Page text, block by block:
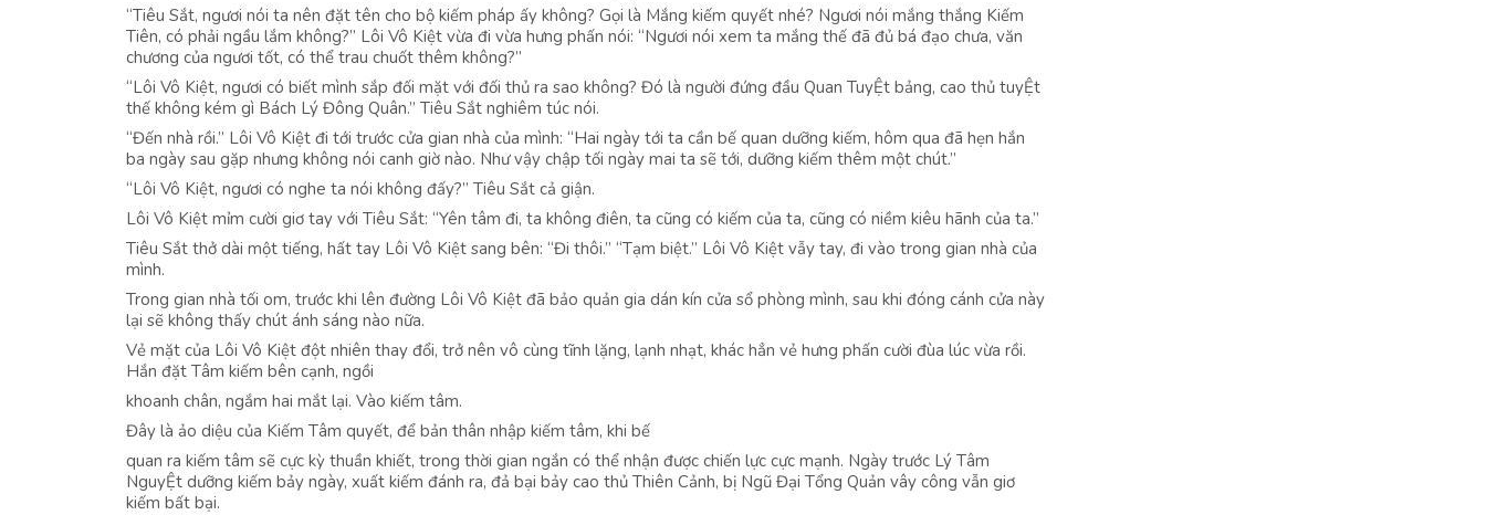
“Tiêu Sắt, ngươi nói ta nên đặt tên cho bộ kiếm pháp ấy không? Gọi là Mắng kiếm quyết nhé? Ngươi nói mắng thắng Kiếm
Tiên, có phải ngầu lắm không?” Lôi Vô Kiệt vừa đi vừa hưng phấn nói: “Ngươi nói xem ta mắng thế đã đủ bá đạo chưa, văn
chương của ngươi tốt, có thể trau chuốt thêm không?”
“Lôi Vô Kiệt, ngươi có biết mình sắp đối mặt với đối thủ ra sao không? Đó là người đứng đầu Quan TuyỆt bảng, cao thủ tuyỆt
thế không kém gì Bách Lý Đông Quân.” Tiêu Sắt nghiêm túc nói.
“Đến nhà rồi.” Lôi Vô Kiệt đi tới trước cửa gian nhà của mình: “Hai ngày tới ta cần bế quan dưỡng kiếm, hôm qua đã hẹn hắn
ba ngày sau gặp nhưng không nói canh giờ nào. Như vậy chập tối ngày mai ta sẽ tới, dưỡng kiếm thêm một chút.”
“Lôi Vô Kiệt, ngươi có nghe ta nói không đấy?” Tiêu Sắt cả giận.
Lôi Vô Kiệt mỉm cười giơ tay với Tiêu Sắt: “Yên tâm đi, ta không điên, ta cũng có kiếm của ta, cũng có niềm kiêu hãnh của ta.”
Tiêu Sắt thở dài một tiếng, hất tay Lôi Vô Kiệt sang bên: “Đi thôi.” “Tạm biệt.” Lôi Vô Kiệt vẫy tay, đi vào trong gian nhà của
mình.
Trong gian nhà tối om, trước khi lên đường Lôi Vô Kiệt đã bảo quản gia dán kín cửa sổ phòng mình, sau khi đóng cánh cửa này
lại sẽ không thấy chút ánh sáng nào nữa.
Vẻ mặt của Lôi Vô Kiệt đột nhiên thay đổi, trở nên vô cùng tĩnh lặng, lạnh nhạt, khác hẳn vẻ hưng phấn cười đùa lúc vừa rồi.
Hắn đặt Tâm kiếm bên cạnh, ngồi
khoanh chân, ngắm hai mắt lại. Vào kiếm tâm.
Đây là ảo diệu của Kiếm Tâm quyết, để bản thân nhập kiếm tâm, khi bế
quan ra kiếm tâm sẽ cực kỳ thuần khiết, trong thời gian ngắn có thể nhận được chiến lực cực mạnh. Ngày trước Lý Tâm
NguyỆt dưỡng kiếm bảy ngày, xuất kiếm đánh ra, đả bại bảy cao thủ Thiên Cảnh, bị Ngũ Đại Tổng Quản vây công vẫn giơ
kiếm bất bại.